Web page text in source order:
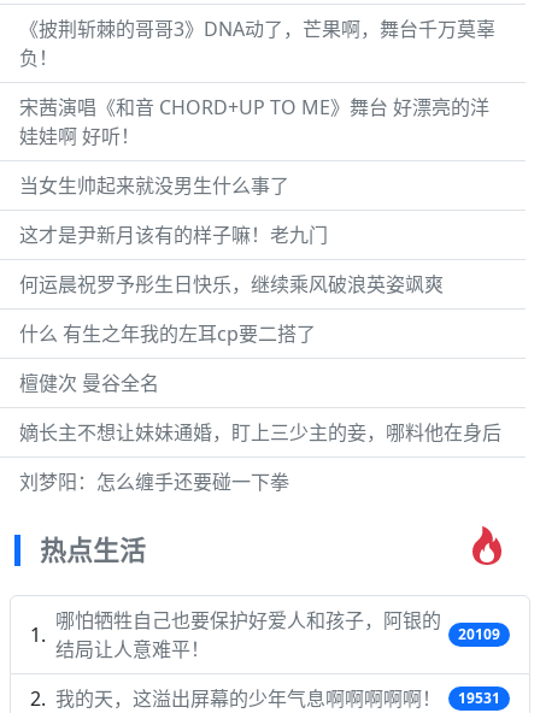
《披荆斩棘的哥哥3》DNA动了，芒果啊，舞台千万莫辜
负！
宋茜演唱《和音 CHORD+UP TO ME》舞台 好漂亮的洋
娃娃啊 好听！
当女生帅起来就没男生什么事了
这才是尹新月该有的样子嘛！老九门
何运晨祝罗予彤生日快乐，继续乘风破浪英姿飒爽
什么 有生之年我的左耳cp要二搭了
檀健次 曼谷全名
嫡长主不想让妹妹通婚，盯上三少主的妾，哪料他在身后
刘梦阳：怎么缠手还要碰一下拳
热点生活
哪怕牺牲自己也要保护好爱人和孩子，阿银的
结局让人意难平！
20109
我的天，这溢出屏幕的少年气息啊啊啊啊啊！ 19531